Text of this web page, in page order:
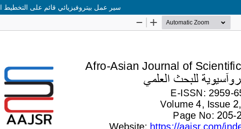
سير عمل بيتروفيزيائي قائم على التخطيط